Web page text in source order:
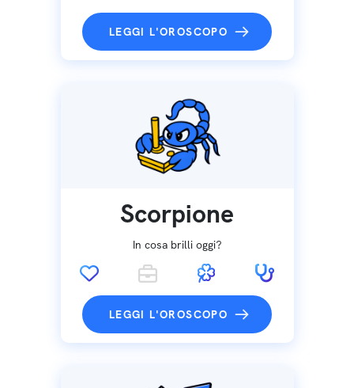
LEGGI L'OROSCOPO
Scorpione
In cosa brilli oggi?
LEGGI L'OROSCOPO